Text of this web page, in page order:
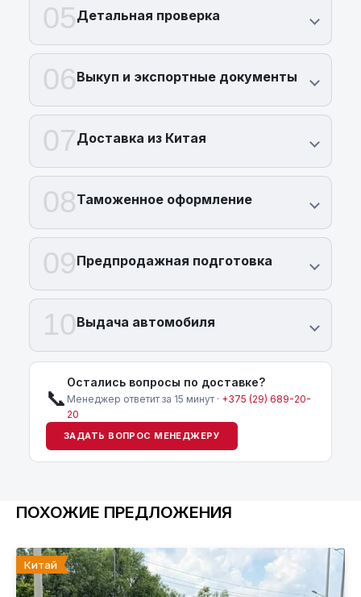
05Детальная проверка
06Выкуп и экспортные документы
07Доставка из Китая
08Таможенное оформление
09Предпродажная подготовка
10Выдача автомобиля
📞
Остались вопросы по доставке?
Менеджер ответит за 15 минут · +375 (29) 689-20-
20
ЗАДАТЬ ВОПРОС МЕНЕДЖЕРУ
ПОХОЖИЕ ПРЕДЛОЖЕНИЯ
Китай